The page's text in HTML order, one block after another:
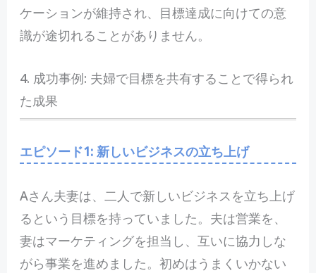
ケーションが維持され、目標達成に向けての意
識が途切れることがありません。
4. 成功事例: 夫婦で目標を共有することで得られ
た成果
エピソード1: 新しいビジネスの立ち上げ
Aさん夫妻は、二人で新しいビジネスを立ち上げ
るという目標を持っていました。夫は営業を、
妻はマーケティングを担当し、互いに協力しな
がら事業を進めました。初めはうまくいかない